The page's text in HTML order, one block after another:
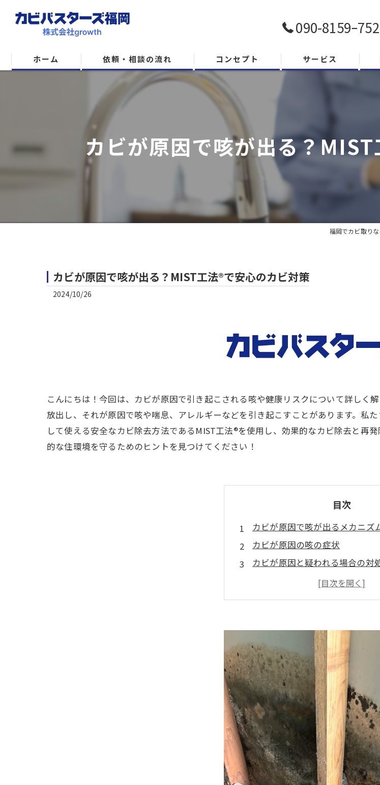
090-8159ｰ
ホーム 依頼・相談の流れ コンセプト サービス
カビが原因で咳が出る？
福岡でカビ取り
カビが原因で咳が出る？MIST工法®で安心のカビ対策
2024/10/26
こんにちは！今回は、カビが原因で引き起こされる咳や健康リスクについて詳しく
放出し、それが原因で咳や喘息、アレルギーなどを引き起こすことがあります。私
して使える安全なカビ除去方法であるMIST工法®を使用し、効果的なカビ除去と再
的な住環境を守るためのヒントを見つけてください！
目次
カビが原因で咳が出るメカニズ
カビが原因の咳の症状
カビが原因と疑われる場合の対
カビによる健康への影響
カビによる健康リスクの予防策
カビの健康リスクを避けるため
まとめ